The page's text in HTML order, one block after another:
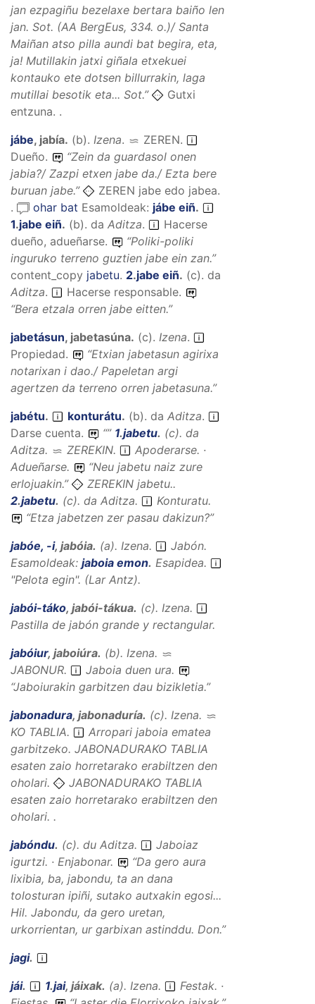
jan ezpagiñu bezelaxe bertara baiño len
jan. Sot. (AA BergEus, 334. o.)/ Santa
Maiñan atso pilla aundi bat begira, eta,
ja! Mutillakin jatxi giñala etxekuei
kontauko ete dotsen billurrakin, laga
mutillai besotik eta... Sot.”
Gutxi
entzuna. .
jábe, jabía. (b). Izena. ZEREN.
Dueño.
“Zein da guardasol onen
jabia?/ Zazpi etxen jabe da./ Ezta bere
buruan jabe.”
ZEREN jabe edo jabea.
.
ohar bat Esamoldeak: jábe eiñ.
1.jabe eiñ. (b). da Aditza.
Hacerse
dueño, adueñarse.
“Poliki-poliki
inguruko terreno guztien jabe ein zan.”
content_copy jabetu. 2.jabe eiñ. (c). da
Aditza.
Hacerse responsable.
“Bera etzala orren jabe eitten.”
jabetásun, jabetasúna. (c). Izena.
Propiedad.
“Etxian jabetasun agirixa
notarixan i dao./ Papeletan argi
agertzen da terreno orren jabetasuna.”
jabétu. konturátu. (b). da Aditza.
Darse cuenta.
“” 1.jabetu. (c). da
Aditza. ZEREKIN.
Apoderarse. ·
Adueñarse.
“Neu jabetu naiz zure
erlojuakin.”
ZEREKIN jabetu..
2.jabetu. (c). da Aditza.
Konturatu.
“Etza jabetzen zer pasau dakizun?”
jabóe, -i, jabóia. (a). Izena.
Jabón.
Esamoldeak: jaboia emon. Esapidea.
"Pelota egin". (Lar Antz).
jabói-táko, jabói-tákua. (c). Izena.
Pastilla de jabón grande y rectangular.
jabóiur, jaboiúra. (b). Izena.
JABONUR.
Jaboia duen ura.
“Jaboiurakin garbitzen dau bizikletia.”
jabonadura, jabonaduría. (c). Izena.
KO TABLIA.
Arropari jaboia ematea
garbitzeko. JABONADURAKO TABLIA
esaten zaio horretarako erabiltzen den
oholari.
JABONADURAKO TABLIA
esaten zaio horretarako erabiltzen den
oholari. .
jabóndu. (c). du Aditza.
Jaboiaz
igurtzi. · Enjabonar.
“Da gero aura
lixibia, ba, jabondu, ta an dana
tolosturan ipiñi, sutako autxakin egosi...
Hil. Jabondu, da gero uretan,
urkorrientan, ur garbixan astinddu. Don.”
jagi.
jái. 1.jai, jáixak. (a). Izena.
Festak. ·